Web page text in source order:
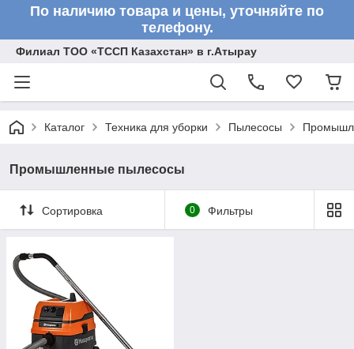
По наличию товара и цены, уточняйте по
телефону.
Филиал ТОО «ТССП Казахстан» в г.Атырау
Каталог Техника для уборки Пылесосы
Промышленные пылесосы
Сортировка 0 Фильтры